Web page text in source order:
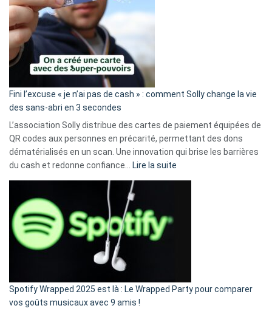
Fini l’excuse « je n’ai pas de cash » : comment Solly change la vie
des sans-abri en 3 secondes
L’association Solly distribue des cartes de paiement équipées de
QR codes aux personnes en précarité, permettant des dons
dématérialisés en un scan. Une innovation qui brise les barrières
du cash et redonne confiance…
Lire la suite
»
Spotify Wrapped 2025 est là : Le Wrapped Party pour comparer
vos goûts musicaux avec 9 amis !